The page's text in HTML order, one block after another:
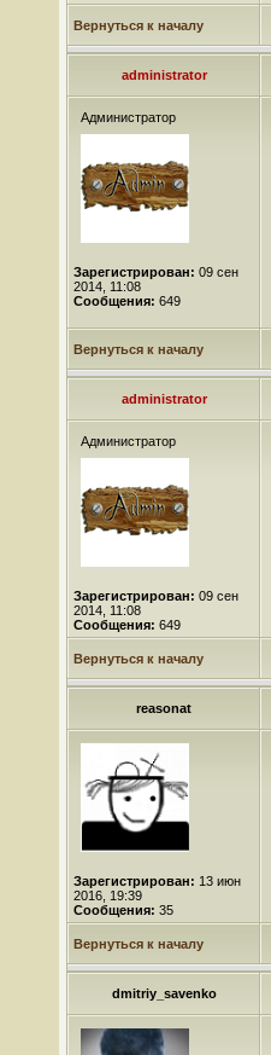
Вернуться к началу
administrator
Администратор
Зарегистрирован: 09 сен
2014, 11:08
Сообщения: 649
Вернуться к началу
administrator
Администратор
Зарегистрирован: 09 сен
2014, 11:08
Сообщения: 649
Вернуться к началу
reasonat
Зарегистрирован: 13 июн
2016, 19:39
Сообщения: 35
Вернуться к началу
dmitriy_savenko